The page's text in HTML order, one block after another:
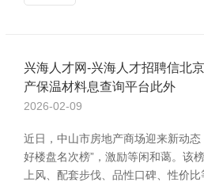
兴海人才网-兴海人才招聘信北
产保温材料息查询平台此外
2026-02-09
近日，中山市房地产商场迎来新动
好楼盘名次榜”，激励等闲和蔼。该
上风、配套步伐、品性口碑、性价